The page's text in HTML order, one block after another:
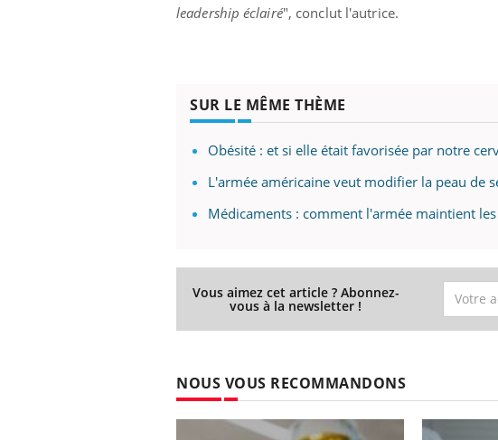
leadership éclairé", conclut l'autrice.
SUR LE MÊME THÈME
Obésité : et si elle était favorisée par notre
L'armée américaine veut modifier la peau de
Médicaments : comment l'armée maintient
Vous aimez cet article ? Abonnez-
vous à la newsletter !
NOUS VOUS RECOMMANDONS